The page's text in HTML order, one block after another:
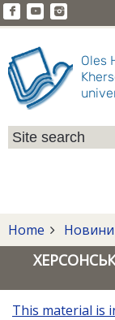
Oles
Home Новини
This material is